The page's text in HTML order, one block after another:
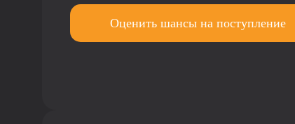
Оценить шансы на поступление